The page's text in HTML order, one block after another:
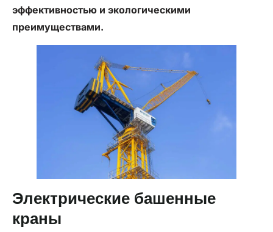
эффективностью и экологическими
преимуществами.
Электрические башенные
краны